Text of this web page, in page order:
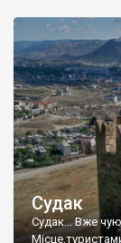
Судак
Судак... Вже